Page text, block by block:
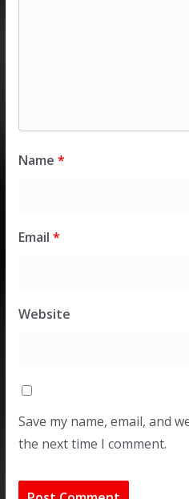
Name *
Email *
Website
Save my name, email, and
the next time I comment.